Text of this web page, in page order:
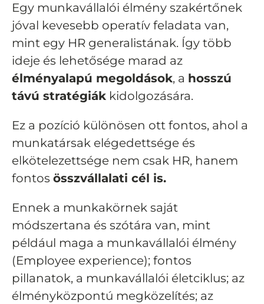
Egy munkavállalói élmény szakértőnek
jóval kevesebb operatív feladata van,
mint egy HR generalistának. Így több
ideje és lehetősége marad az
élményalapú megoldások, a hosszú
távú stratégiák kidolgozására.
Ez a pozíció különösen ott fontos, ahol a
munkatársak elégedettsége és
elkötelezettsége nem csak HR, hanem
fontos összvállalati cél is.
Ennek a munkakörnek saját
módszertana és szótára van, mint
például maga a munkavállalói élmény
(Employee experience); fontos
pillanatok, a munkavállalói életciklus; az
élményközpontú megközelítés; az